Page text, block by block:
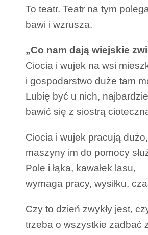
To teatr. Teatr na tym
bawi i wzrusza.
„Co nam dają wiejskie
Ciocia i wujek na wsi
i gospodarstwo duże tam
Lubię być u nich,
bawić się z siostrą
Ciocia i wujek pracują dużo,
maszyny im do pomocy
Pole i łąka, kawałek lasu,
wymaga pracy, wysiłku,
Czy to dzień zwykły jest,
trzeba o wszystkie zadbać